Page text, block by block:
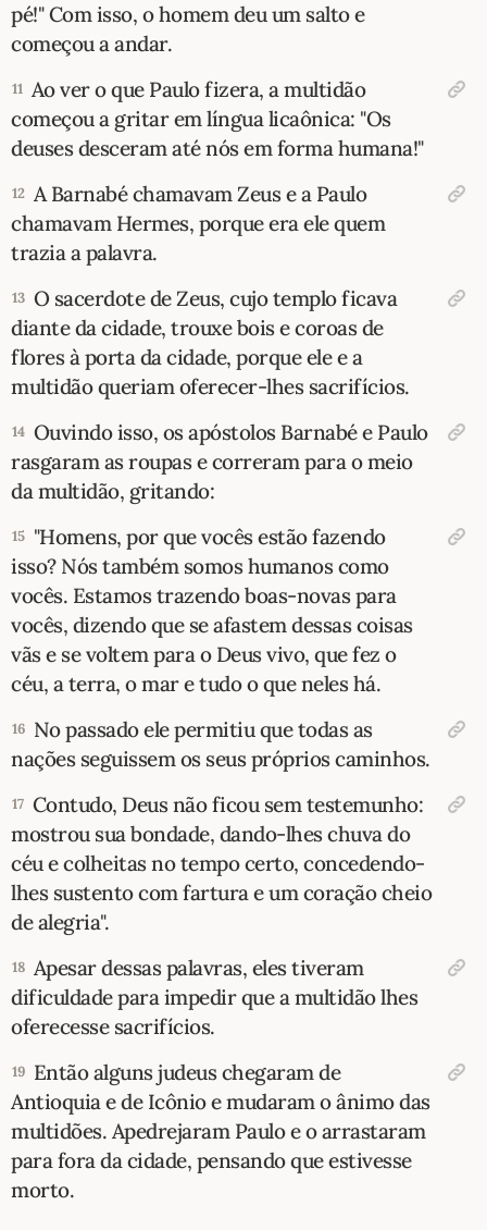
pé!" Com isso, o homem deu um salto e
começou a andar.
11 Ao ver o que Paulo fizera, a multidão
começou a gritar em língua licaônica: "Os
deuses desceram até nós em forma humana!"
12 A Barnabé chamavam Zeus e a Paulo
chamavam Hermes, porque era ele quem
trazia a palavra.
13 O sacerdote de Zeus, cujo templo ficava
diante da cidade, trouxe bois e coroas de
flores à porta da cidade, porque ele e a
multidão queriam oferecer-lhes sacrifícios.
14 Ouvindo isso, os apóstolos Barnabé e Paulo
rasgaram as roupas e correram para o meio
da multidão, gritando:
15 "Homens, por que vocês estão fazendo
isso? Nós também somos humanos como
vocês. Estamos trazendo boas-novas para
vocês, dizendo que se afastem dessas coisas
vãs e se voltem para o Deus vivo, que fez o
céu, a terra, o mar e tudo o que neles há.
16 No passado ele permitiu que todas as
nações seguissem os seus próprios caminhos.
17 Contudo, Deus não ficou sem testemunho:
mostrou sua bondade, dando-lhes chuva do
céu e colheitas no tempo certo, concedendo-
lhes sustento com fartura e um coração cheio
de alegria".
18 Apesar dessas palavras, eles tiveram
dificuldade para impedir que a multidão lhes
oferecesse sacrifícios.
19 Então alguns judeus chegaram de
Antioquia e de Icônio e mudaram o ânimo das
multidões. Apedrejaram Paulo e o arrastaram
para fora da cidade, pensando que estivesse
morto.